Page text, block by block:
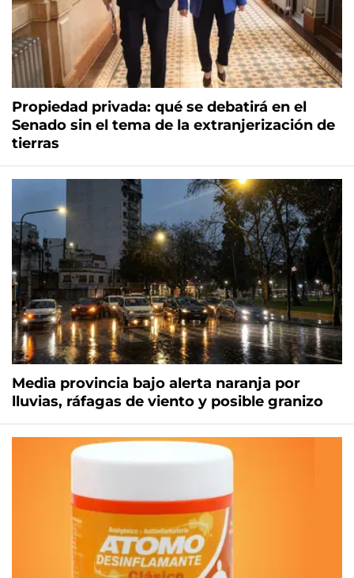
Propiedad privada: qué se debatirá en el
Senado sin el tema de la extranjerización de
tierras
Media provincia bajo alerta naranja por
lluvias, ráfagas de viento y posible granizo